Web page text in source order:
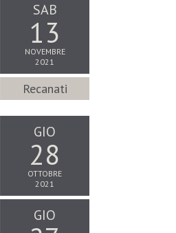
SAB
13
NOVEMBRE
2021
Recanati
GIO
28
OTTOBRE
2021
GIO